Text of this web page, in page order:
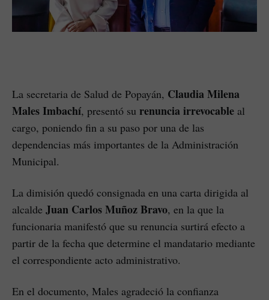
La secretaria de Salud de Popayán, Claudia Milena
Males Imbachí, presentó su renuncia irrevocable al
cargo, poniendo fin a su paso por una de las
dependencias más importantes de la Administración
Municipal.
La dimisión quedó consignada en una carta dirigida al
alcalde Juan Carlos Muñoz Bravo, en la que la
funcionaria manifestó que su renuncia surtirá efecto a
partir de la fecha que determine el mandatario mediante
el correspondiente acto administrativo.
En el documento, Males agradeció la confianza